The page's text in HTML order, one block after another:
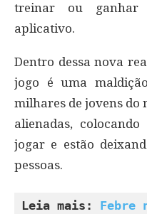
treinar ou ganhar
aplicativo.
Dentro dessa nova
jogo é uma
milhares de jovens do
alienadas,
jogar e estão
pessoas.
Leia mais: Febre